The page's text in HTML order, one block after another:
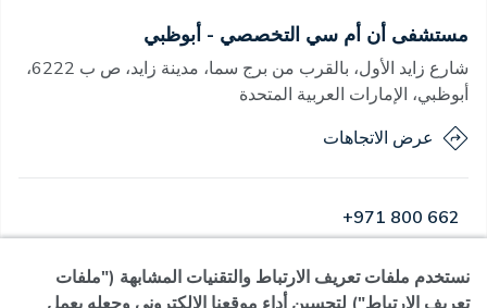
مستشفى أن أم سي التخصصي - أبوظبي
شارع زايد الأول، بالقرب من برج سما، مدينة زايد، ص ب 6222،
أبوظبي، الإمارات العربية المتحدة
عرض الاتجاهات
+971 800 662
مفتوح · مفتوح اليوم, 24 ساعة
نستخدم ملفات تعريف الارتباط والتقنيات المشابهة ("ملفات